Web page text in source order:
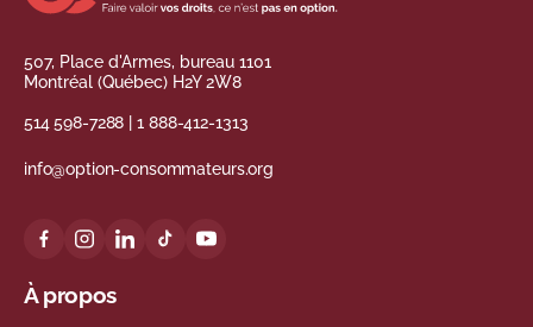
507, Place d'Armes, bureau 1101
Montréal (Québec) H2Y 2W8
514 598-7288 |1 888-412-1313
info@option-consommateurs.org
À propos